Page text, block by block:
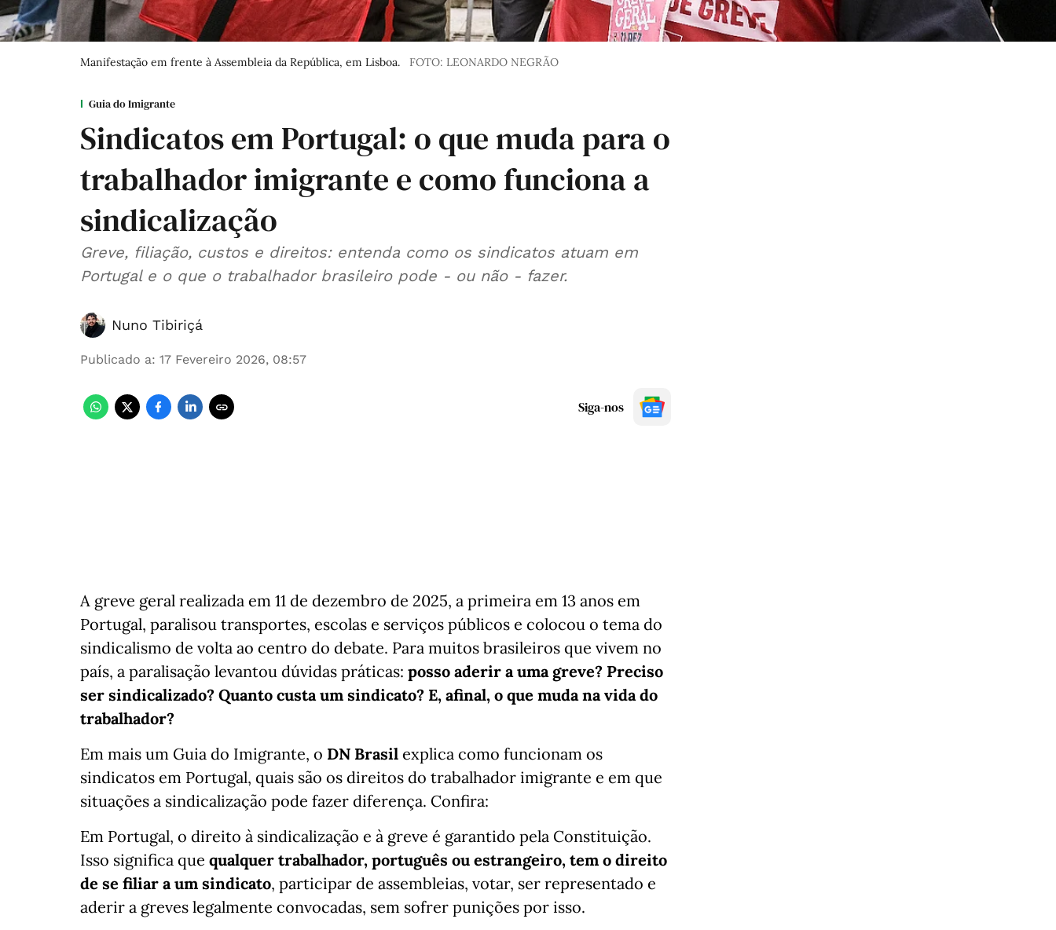
Manifestação em frente à Assembleia da República, em Lisboa. FOTO: LEONARDO NEGRÃO
Guia do Imigrante
Sindicatos em Portugal: o que muda para o
trabalhador imigrante e como funciona a
sindicalização
Greve, filiação, custos e direitos: entenda como os sindicatos atuam em
Portugal e o que o trabalhador brasileiro pode - ou não - fazer.
Nuno Tibiriçá
Publicado a: 17 Fevereiro 2026, 08:57
Siga-nos
A greve geral realizada em 11 de dezembro de 2025, a primeira em 13 anos em
Portugal, paralisou transportes, escolas e serviços públicos e colocou o tema do
sindicalismo de volta ao centro do debate. Para muitos brasileiros que vivem no
país, a paralisação levantou dúvidas práticas: posso aderir a uma greve? Preciso
ser sindicalizado? Quanto custa um sindicato? E, afinal, o que muda na vida do
trabalhador?
Em mais um Guia do Imigrante, o DN Brasil explica como funcionam os
sindicatos em Portugal, quais são os direitos do trabalhador imigrante e em que
situações a sindicalização pode fazer diferença. Confira:
Em Portugal, o direito à sindicalização e à greve é garantido pela Constituição.
Isso significa que qualquer trabalhador, português ou estrangeiro, tem o direito
de se filiar a um sindicato, participar de assembleias, votar, ser representado e
aderir a greves legalmente convocadas, sem sofrer punições por isso.